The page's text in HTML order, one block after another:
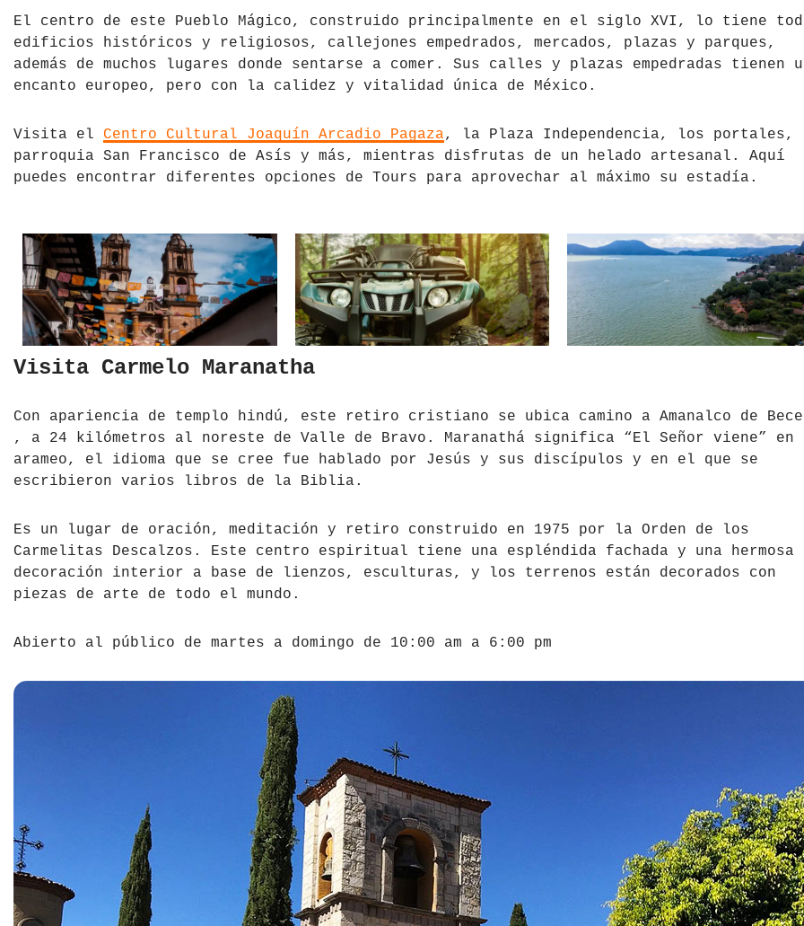
Rusia
Serbia
Suiza
Turquía
El centro de este Pueblo Mágico, construido principalmente en el siglo XVI, lo tiene
edificios históricos y religiosos, callejones empedrados, mercados, plazas y parques,
además de muchos lugares donde sentarse a comer. Sus calles y plazas empedradas tienen
encanto europeo, pero con la calidez y vitalidad única de México.
Visita el Centro Cultural Joaquín Arcadio Pagaza, la Plaza Independencia, los portales,
parroquia San Francisco de Asís y más, mientras disfrutas de un helado artesanal. Aquí
puedes encontrar diferentes opciones de Tours para aprovechar al máximo su estadía.
Visita Carmelo Maranatha
Con apariencia de templo hindú, este retiro cristiano se ubica camino a Amanalco de
, a 24 kilómetros al noreste de Valle de Bravo. Maranathá significa “El Señor viene” en
arameo, el idioma que se cree fue hablado por Jesús y sus discípulos y en el que se
escribieron varios libros de la Biblia.
Es un lugar de oración, meditación y retiro construido en 1975 por la Orden de los
Carmelitas Descalzos. Este centro espiritual tiene una espléndida fachada y una hermosa
decoración interior a base de lienzos, esculturas, y los terrenos están decorados con
piezas de arte de todo el mundo.
Abierto al público de martes a domingo de 10:00 am a 6:00 pm